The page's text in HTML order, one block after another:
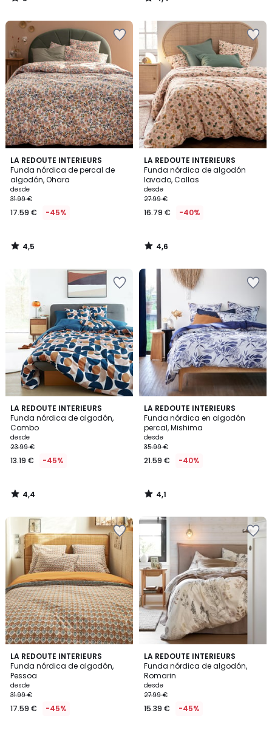
/
/
LA REDOUTE INTERIEURS
Funda nórdica de percal de
algodón, Ohara
desde
31.99 €
17.59 € -45%
4,5
/ 5
4,5
/
LA REDOUTE INTERIEURS
Funda nórdica de algodón
lavado, Callas
desde
27.99 €
16.79 € -40%
4,6
/ 5
4,6
/
LA REDOUTE INTERIEURS
Funda nórdica de algodón,
Combo
desde
23.99 €
13.19 € -45%
4,4
/ 5
4,4
/
LA REDOUTE INTERIEURS
Funda nórdica en algodón
percal, Mishima
desde
35.99 €
21.59 € -40%
4,1
/ 5
4,1
/
LA REDOUTE INTERIEURS
Funda nórdica de algodón,
Pessoa
desde
31.99 €
17.59 € -45%
4,2
/ 5
LA REDOUTE INTERIEURS
Funda nórdica de algodón,
Romarin
desde
27.99 €
15.39 € -45%
4,5
/ 5